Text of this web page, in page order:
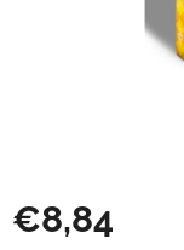
€8,84